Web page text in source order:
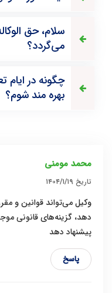
سلام، حق
می‌گردد؟
چگونه در ایام
بهره مند شوم؟
محمد مومنی
تاریخ ۱۴۰۴/۱/۱۹
وکیل می‌تواند قوانین و
دهد، گزینه‌های قانونی
پیشنهاد دهد
پاسخ